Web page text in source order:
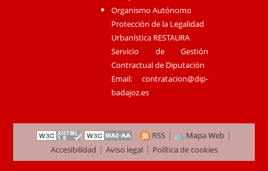
Organismo Autónomo
Protección de la Legalidad
Urbanística RESTAURA
Servicio de Gestión
Contractual de Diputación
Email:contratacion@dip-
badajoz.es
RSS | Mapa Web |
Accesibilidad | Aviso legal| Política de cookies